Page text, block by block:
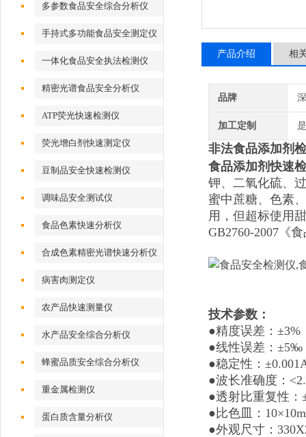
多参数食品安全综合分析仪
手持式多功能食品安全测定仪
一体化食品安全执法检测仪
精密光谱食品安全分析仪
ATP荧光快速检测仪
荧光增白剂快速测定仪
豆制品安全快速检测仪
调味品安全测试仪
食品色素快速分析仪
合成色素精密光谱快速分析仪
病害肉测定仪
农产品快速测量仪
水产品安全综合分析仪
蜂蜜品质安全综合分析仪
重金属检测仪
蛋白质含量分析仪
产品介绍 相
品牌
加工定制 是
非法食品添加剂
食品添加剂快速
钾、二氧化硫、
蜜中蔗糖、色素
用，但超标使用
GB2760-2007《
技术参数：
●精度误差：±3%
●线性误差：±5‰
●稳定性：
●波长准确度：
●透射比重复性：
●比色皿：
●外观尺寸：33